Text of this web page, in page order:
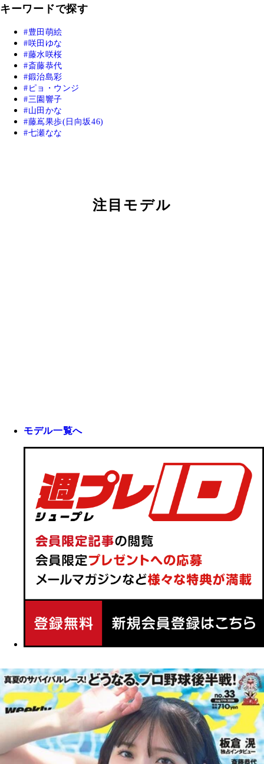
キーワードで探す
豊田萌絵
咲田ゆな
藤水咲桜
斎藤恭代
鍛治島彩
ピョ・ウンジ
三園響子
山田かな
藤嶌果歩(日向坂46)
七瀬なな
注目モデル
モデル一覧へ